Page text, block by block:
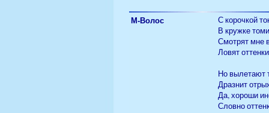
М-Волос
С корочкой
В кружке
Смотрят мне
Ловят
Но вылетают
Дразнит
Да, хороши
Словно